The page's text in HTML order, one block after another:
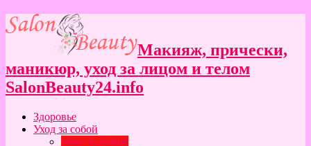
Макияж, прически,
маникюр, уход за лицом и телом
SalonBeauty24.info
Здоровье
Уход за собой
Уход за лицом